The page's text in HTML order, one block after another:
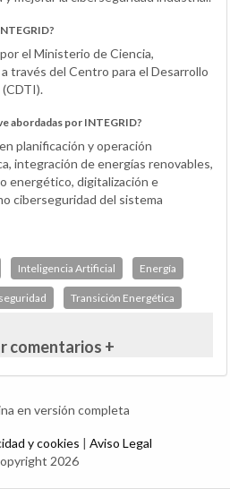
el Ministerio de Ciencia,
través del Centro para el Desarrollo
abordadas por INTEGRID?
planificación y operación
integración de energías renovables,
energético, digitalización e
ciberseguridad del sistema
Inteligencia Artificial Energía
Transición Energética
comentarios +
en versión completa
y cookies | Aviso Legal
2026